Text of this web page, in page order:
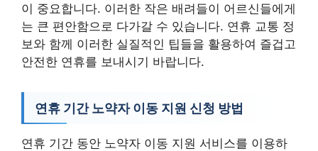
이 중요합니다. 이러한 작은 배려들이 어르신들에게
는 큰 편안함으로 다가갈 수 있습니다. 연휴 교통 정
보와 함께 이러한 실질적인 팁들을 활용하여 즐겁고
안전한 연휴를 보내시기 바랍니다.
연휴 기간 노약자 이동 지원 신청 방법
연휴 기간 동안 노약자 이동 지원 서비스를 이용하